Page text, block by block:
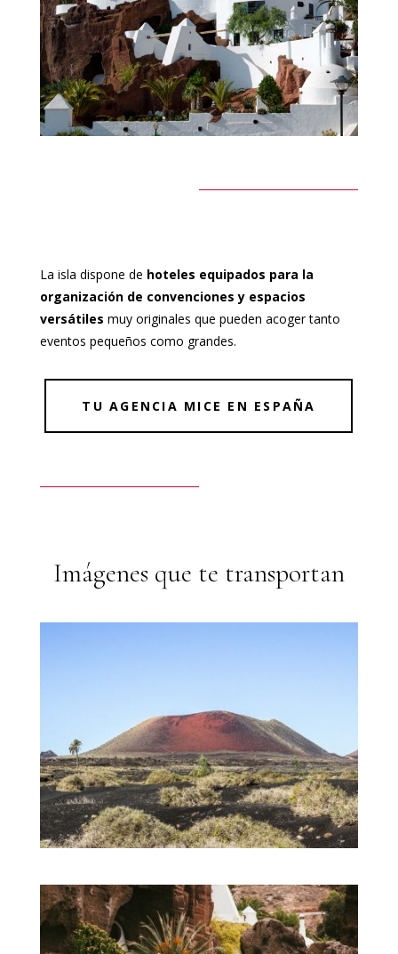
La isla dispone de hoteles equipados para la
organización de convenciones y espacios
versátiles muy originales que pueden acoger tanto
eventos pequeños como grandes.
TU AGENCIA MICE EN ESPAÑA
Imágenes que te transportan